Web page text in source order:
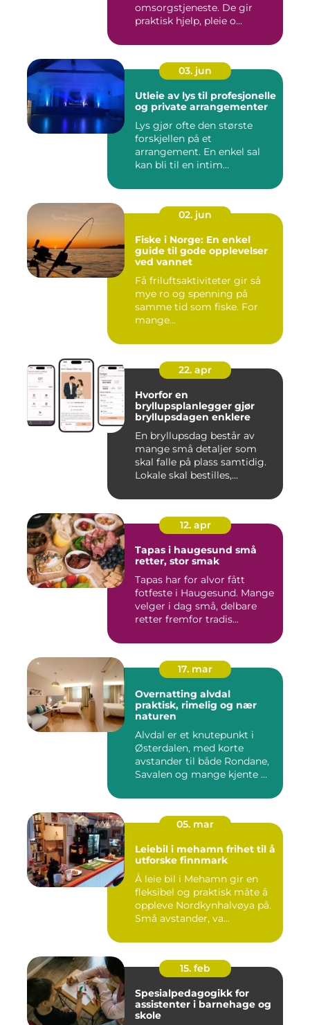
omsorgstjeneste. De gir
praktisk hjelp, pleie o...
03. jun
Utleie av lys til profesjonelle
og private arrangementer
Lys gjør ofte den største
forskjellen på et
arrangement. En enkel sal
kan bli til en intim
02. jun
Fiske i Norge: En enkel
guide til gode opplevelser
ved vannet
Få friluftsaktiviteter gir så
mye ro og spenning på
samme tid som fiske. For
mange...
22. apr
Hvorfor en
bryllupsplanlegger gjør
bryllupsdagen enklere
En bryllupsdag består av
mange små detaljer som
skal falle på plass samtidig.
Lokale skal bestilles,...
12. apr
Tapas i haugesund små
retter, stor smak
Tapas har for alvor fått
fotfeste i Haugesund. Mange
velger i dag små, delbare
retter fremfor tradis...
17. mar
Overnatting alvdal
praktisk, rimelig og nær
naturen
Alvdal er et knutepunkt i
Østerdalen, med korte
avstander til både Rondane,
Savalen og mange kjente ...
05. mar
Leiebil i mehamn frihet til å
utforske finnmark
Å leie bil i Mehamn gir en
fleksibel og praktisk måte å
oppleve Nordkynhalvøya på.
Små avstander, va...
15. feb
Spesialpedagogikk for
assistenter i barnehage og
skole